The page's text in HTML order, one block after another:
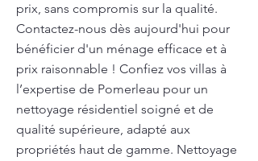
prix, sans compromis sur la qualité.
Contactez-nous dès aujourd'hui pour
bénéficier d'un ménage efficace et à
prix raisonnable ! Confiez vos villas à
l’expertise de Pomerleau pour un
nettoyage résidentiel soigné et de
qualité supérieure, adapté aux
propriétés haut de gamme. Nettoyage